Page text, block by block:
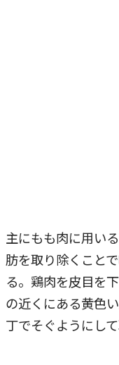
主にもも肉に用い
肪を取り除くこと
る。鶏肉を皮目を
の近くにある黄色
丁でそぐようにして